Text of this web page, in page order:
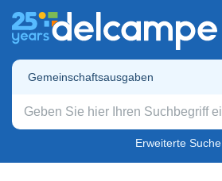
Gemeinschaftsausgaben
Erweiterte Suche